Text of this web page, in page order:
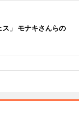
」 モナキさんらの